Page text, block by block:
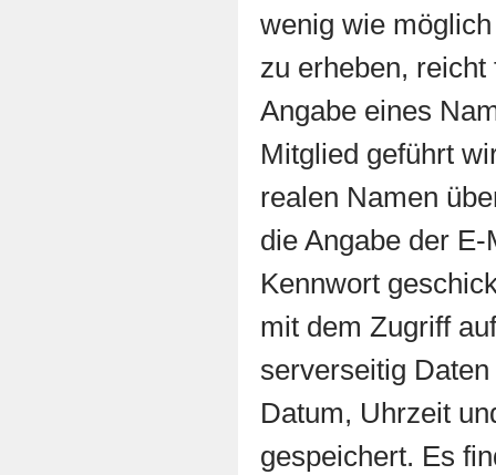
wenig wie
zu erheben,
Angabe eines
Mitglied geführt
realen Namen
die Angabe der
Kennwort
mit dem Zugriff
serverseitig
Datum, Uhrzeit
gespeichert. Es